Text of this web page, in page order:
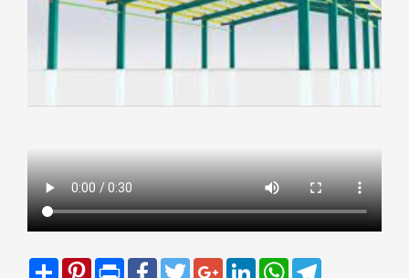
SharePinterest Print
FacebookTwitterGoogle+LinkedInWhatsAppTelegram